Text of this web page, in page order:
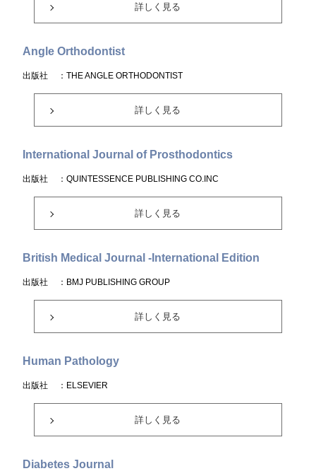
詳しく見る
Angle Orthodontist
出版社 ：THE ANGLE ORTHODONTIST
詳しく見る
International Journal of Prosthodontics
出版社 ：QUINTESSENCE PUBLISHING CO.INC
詳しく見る
British Medical Journal -International Edition
出版社 ：BMJ PUBLISHING GROUP
詳しく見る
Human Pathology
出版社 ：ELSEVIER
詳しく見る
Diabetes Journal